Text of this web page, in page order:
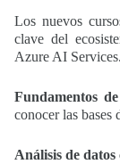
Los nuevos
clave del
Azure AI
Fundamentos
conocer las bases
Análisis de